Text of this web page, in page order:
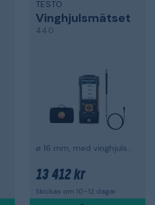
TESTO
Vinghjulsmätset
440
ø 16 mm, med vinghjulsgivare och väska
13 412 kr
Skickas om 10-12 dagar